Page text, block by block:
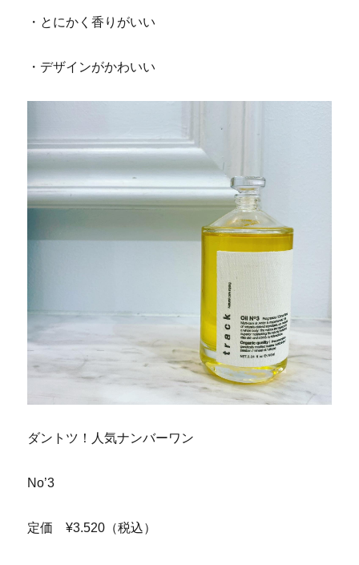
・とにかく香りがいい
・デザインがかわいい
ダントツ！人気ナンバーワン
No’3
定価 ¥3.520（税込）